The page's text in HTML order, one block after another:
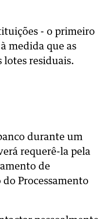
- o primeiro
medida que as
lotes residuais.
durante um
requerê-la pela
de
Processamento